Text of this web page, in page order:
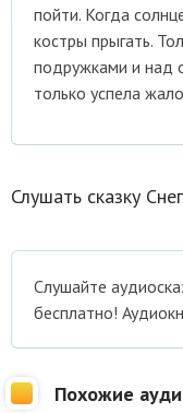
пойти. Когда
костры прыгать.
подружками и над
только успела
Слушать сказку
Cлушайте
бесплатно!
Похожие